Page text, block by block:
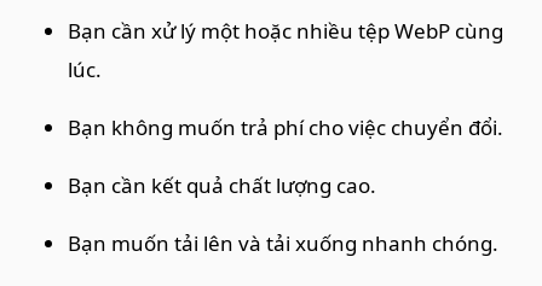
Bạn cần xử lý một hoặc nhiều tệp WebP cùng
lúc.
Bạn không muốn trả phí cho việc chuyển đổi.
Bạn cần kết quả chất lượng cao.
Bạn muốn tải lên và tải xuống nhanh chóng.